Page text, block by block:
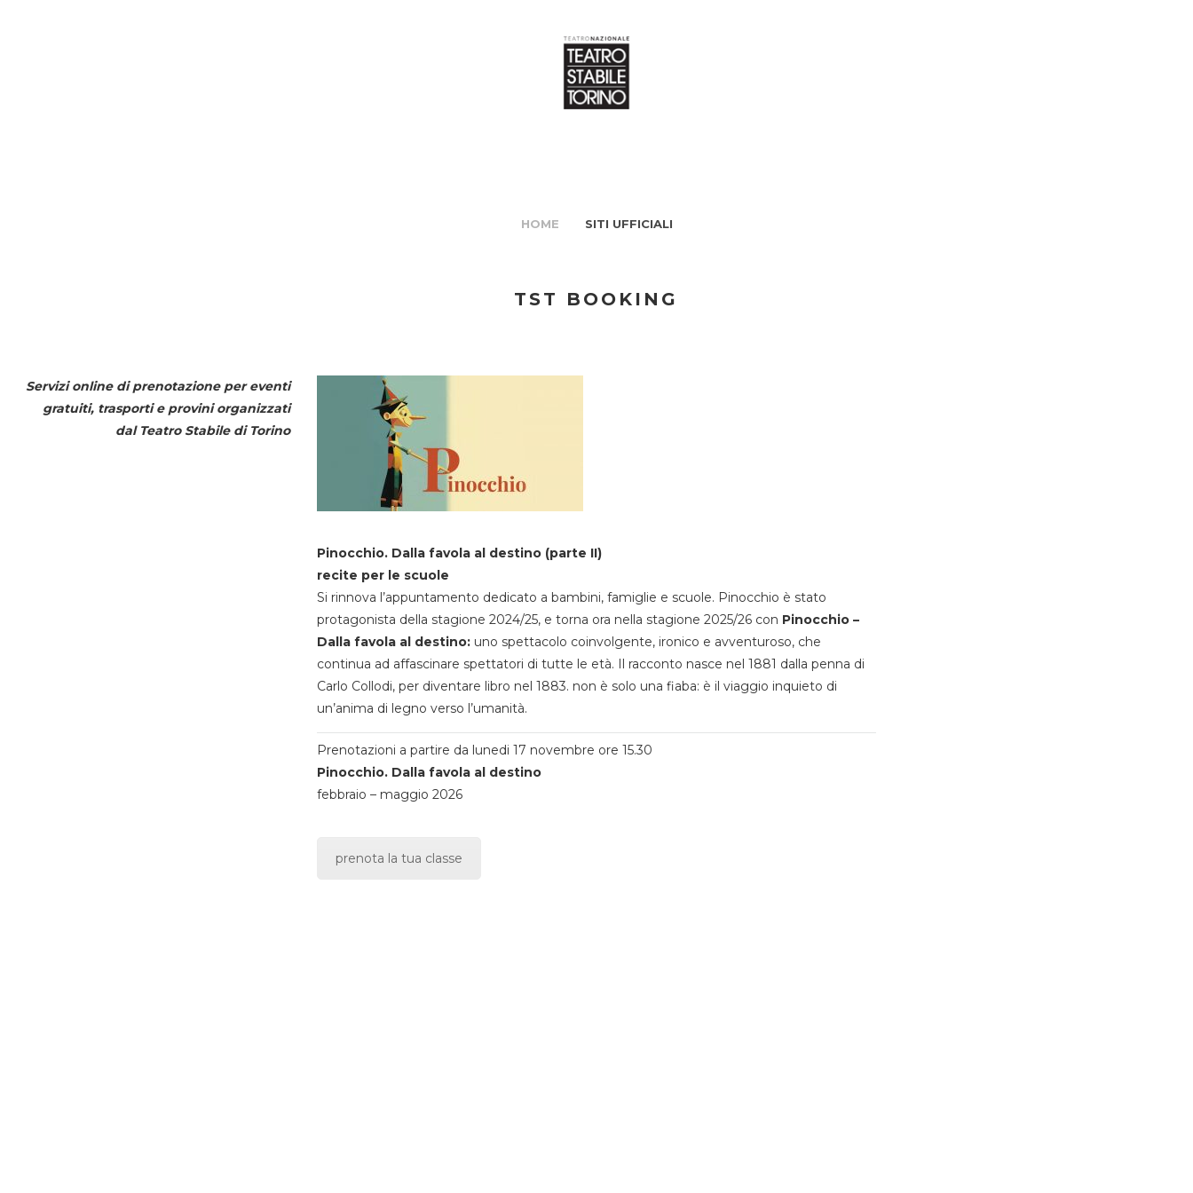
HOME SITI UFFICIALI
TST BOOKING
Servizi online di prenotazione per eventi
gratuiti, trasporti e provini organizzati
dal Teatro Stabile di Torino
Pinocchio. Dalla favola al destino (parte II)
recite per le scuole
Si rinnova l’appuntamento dedicato a bambini, famiglie e scuole. Pinocchio è stato
protagonista della stagione 2024/25, e torna ora nella stagione 2025/26 con Pinocchio –
Dalla favola al destino:uno spettacolo coinvolgente, ironico e avventuroso, che
continua ad affascinare spettatori di tutte le età. Il racconto nasce nel 1881 dalla penna di
Carlo Collodi, per diventare libro nel 1883. non è solo una fiaba: è il viaggio inquieto di
un’anima di legno verso l’umanità.
Prenotazioni a partire da lunedi 17 novembre ore 15.30
Pinocchio. Dalla favola al destino
febbraio – maggio 2026
prenota la tua classe